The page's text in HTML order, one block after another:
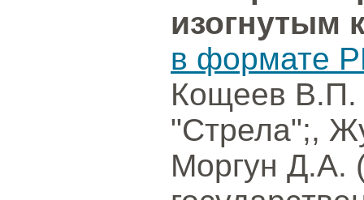
изогнутым
в формате
Кощеев
"Стрела";,
Моргун Д.А.